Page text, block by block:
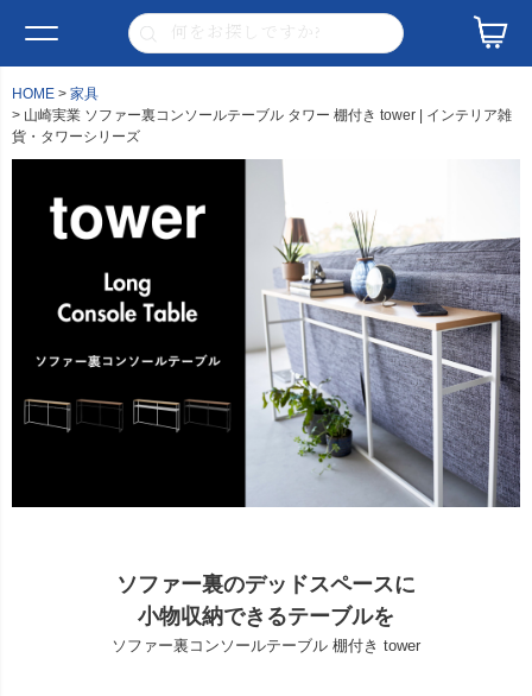
HOME
家具
山崎実業 ソファー裏コンソールテーブル タワー 棚付き tower | インテリア雑
貨・タワーシリーズ
ソファー裏のデッドスペースに
小物収納できるテーブルを
ソファー裏コンソールテーブル 棚付き tower